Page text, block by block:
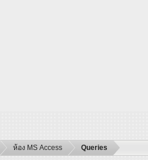
ห้อง MS Access Queries